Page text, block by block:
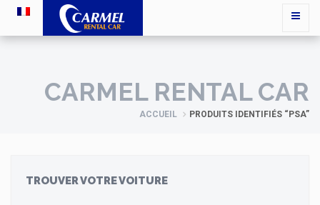
CARMEL RENTAL CAR
ACCUEIL PRODUITS IDENTIFIÉS “PSA”
TROUVER VOTRE VOITURE